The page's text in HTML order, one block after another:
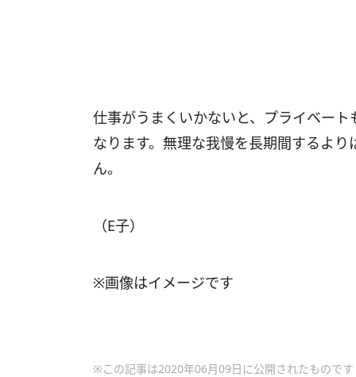
仕事がうまくいかないと、プライベー
なります。無理な我慢を長期間するよ
ん。
（E子）
※画像はイメージです
※この記事は2020年06月09日に公開されたものです